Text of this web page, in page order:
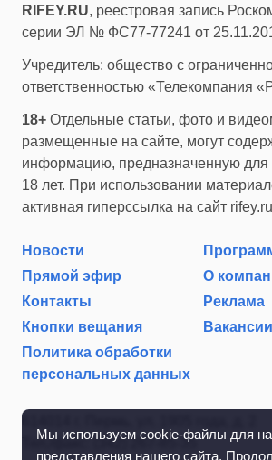
Мы используем cookie-файлы для
представления нашего сайта.
RIFEY.RU, реестровая запись
серии ЭЛ № ФС77-77241 от
Учредитель: общество с
ответственностью «Телекомпания
18+ Отдельные статьи, фото и
размещенные на сайте, могут
информацию, предназначенную для
18 лет. При использовании
активная гиперссылка на сайт
Новости
Прямой эфир
О
Контакты
Реклама
Кнопки вещания
Вакансии
Политика обработки
персональных данных
Тел./факс: (342) 267-85-35